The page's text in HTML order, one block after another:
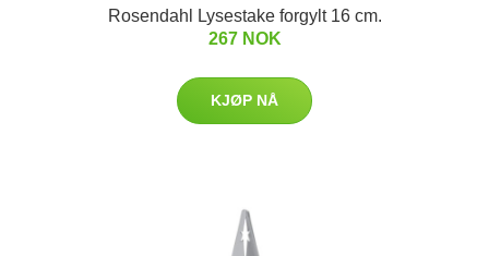
Rosendahl Lysestake forgylt 16 cm.
267 NOK
KJØP NÅ